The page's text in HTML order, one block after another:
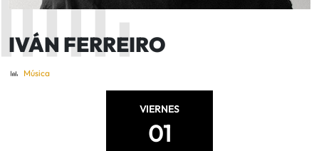
IVÁN FERREIRO
Música
VIERNES
01